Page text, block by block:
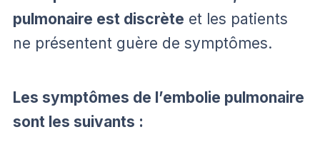
pulmonaire est discrète et les patients
ne présentent guère de symptômes.
Les symptômes de l’embolie pulmonaire
sont les suivants :